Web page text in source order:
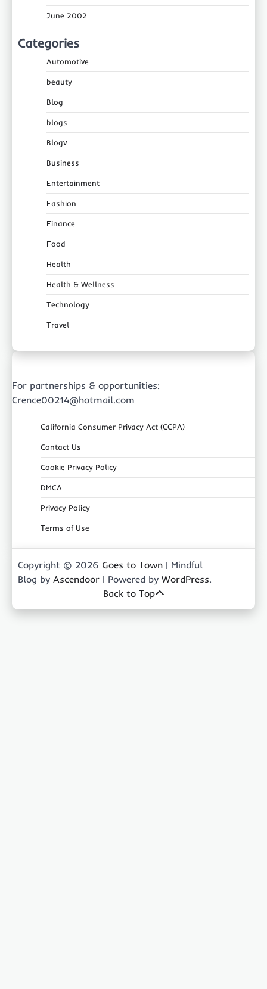
June 2002
Categories
Automotive
beauty
Blog
blogs
Blogv
Business
Entertainment
Fashion
Finance
Food
Health
Health & Wellness
Technology
Travel
For partnerships & opportunities:
Crence00214@hotmail.com
California Consumer Privacy Act (CCPA)
Contact Us
Cookie Privacy Policy
DMCA
Privacy Policy
Terms of Use
Copyright © 2026 Goes to Town | Mindful
Blog by Ascendoor | Powered by WordPress.
Back to Top